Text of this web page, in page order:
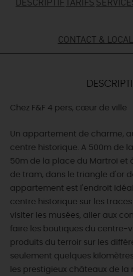
CE
TOUT
CONTACT &
Chez F&F 4 pers, cœur de ville
Un appartement de charme,
centre historique. A 500m de
50m de la place du Martroi et
de tram, dans le triangle d'or
appartement est l'endroit
centre historique sur les
visiter les musées, aller aux
faire les boutiques du centre-
produits du terroir sur les
seulement quelques
les prestigieux châteaux de la